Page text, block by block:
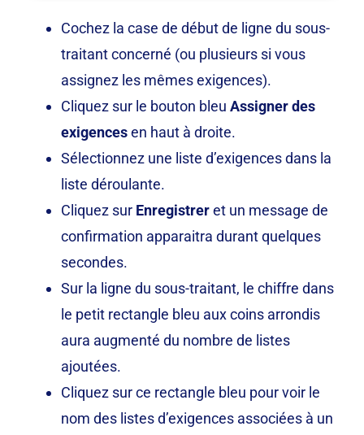
Cochez la case de début de ligne du sous-
traitant concerné (ou plusieurs si vous
assignez les mêmes exigences).
Cliquez sur le bouton bleu Assigner des
exigencesen haut à droite.
Sélectionnez une liste d’exigences dans la
liste déroulante.
Cliquez sur Enregistreret un message de
confirmation apparaitra durant quelques
secondes.
Sur la ligne du sous-traitant, le chiffre dans
le petit rectangle bleu aux coins arrondis
aura augmenté du nombre de listes
ajoutées.
Cliquez sur ce rectangle bleu pour voir le
nom des listes d’exigences associées à un